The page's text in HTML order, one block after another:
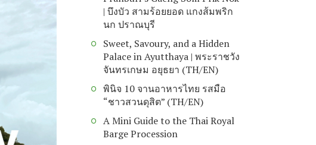
| บึงบัว สามร้อยยอด แกงส้มพริก
นก ปราณบุรี
Sweet, Savoury, and a Hidden
Palace in Ayutthaya | พระราชวัง
จันทรเกษม อยุธยา (TH/EN)
พินิจ 10 จานอาหารไทย รสมือ
“ชาวสวนดุสิต” (TH/EN)
A Mini Guide to the Thai Royal
Barge Procession